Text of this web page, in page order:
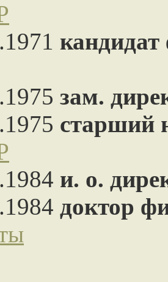
зам.
старший
и. о.
доктор